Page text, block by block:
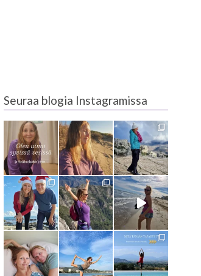
Seuraa blogia Instagramissa